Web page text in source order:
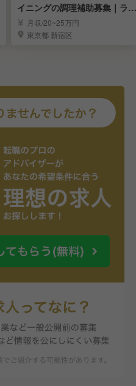
イニングの調理補助募集｜ラグ
ジュアリーホテル
月収/20~25万円
東京都 新宿区